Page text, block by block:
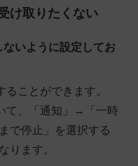
け取りたくない
いように設定してお
ことができます。
て、「通知」→「一時
で停止」を選択する
ります。